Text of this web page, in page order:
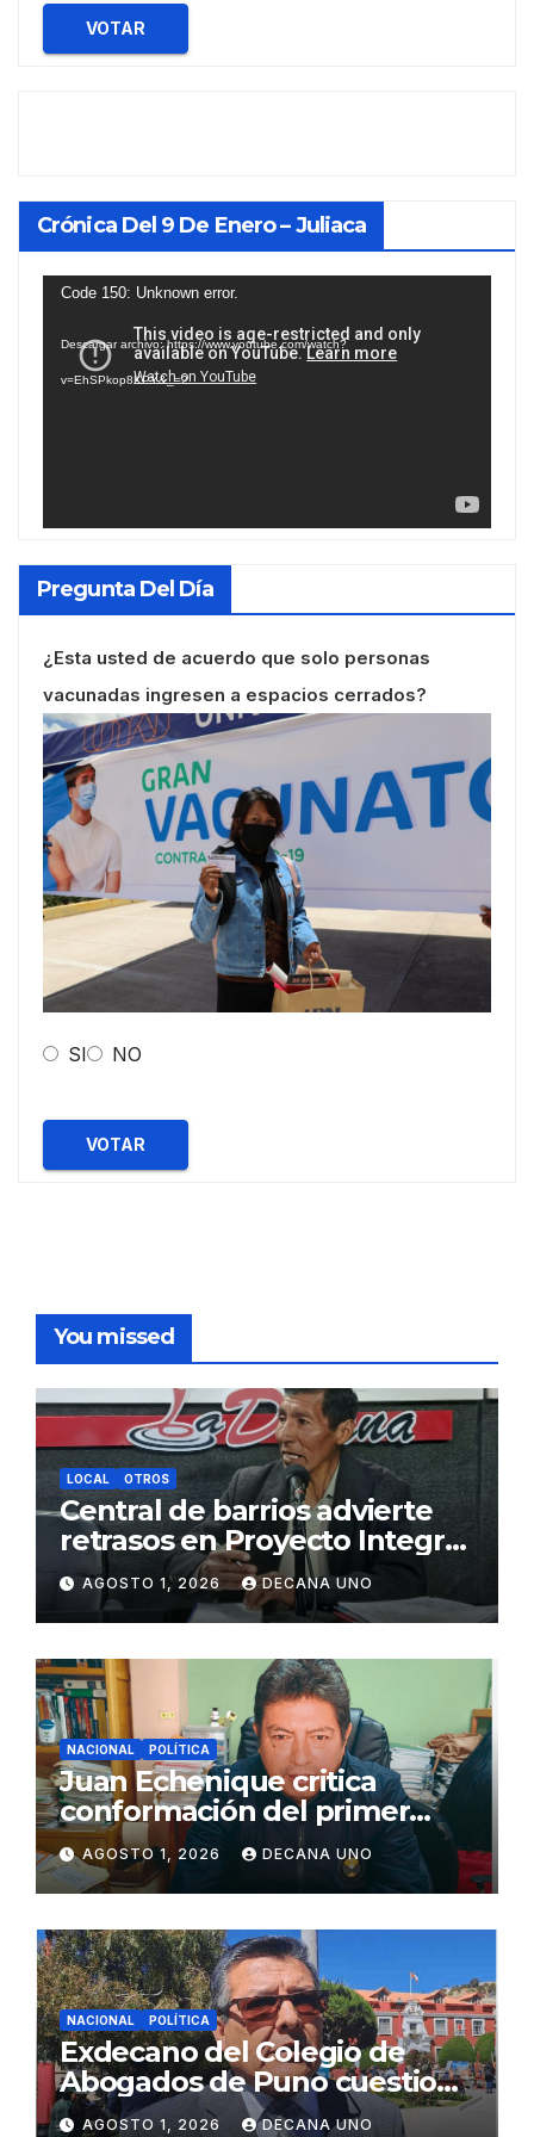
VOTAR
Crónica Del 9 De Enero – Juliaca
Reproductor
vídeo
Code 150: Unknown error.
Descargar archivo: https://www.youtube.com/watch?
v=EhSPkop8KPY&_=2
Pregunta Del Día
¿Esta usted de acuerdo que solo personas
vacunadas ingresen a espacios cerrados?
SI NO
VOTAR
You missed
LOCAL OTROS
Central de barrios advierte
retrasos en Proyecto Integral
de Agua y Alcantarillado para
Juliaca
AGOSTO 1, 2026 DECANA UNO
NACIONAL POLÍTICA
Juan Echenique critica
conformación del primer
gabinete ministerial de Keiko
Fujimori
AGOSTO 1, 2026 DECANA UNO
NACIONAL POLÍTICA
Exdecano del Colegio de
Abogados de Puno cuestiona
propuestas sobre seguridad
AGOSTO 1, 2026 DECANA UNO